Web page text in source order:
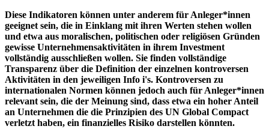
Diese Indikatoren können unter anderem für Anleger*innen
geeignet sein, die in Einklang mit ihren Werten stehen wollen
und etwa aus moralischen, politischen oder religiösen Gründen
gewisse Unternehmensaktivitäten in ihrem Investment
vollständig ausschließen wollen. Sie finden vollständige
Transparenz über die Definition der einzelnen kontroversen
Aktivitäten in den jeweiligen Info i's. Kontroversen zu
internationalen Normen können jedoch auch für Anleger*innen
relevant sein, die der Meinung sind, dass etwa ein hoher Anteil
an Unternehmen die die Prinzipien des UN Global Compact
verletzt haben, ein finanzielles Risiko darstellen könnten.